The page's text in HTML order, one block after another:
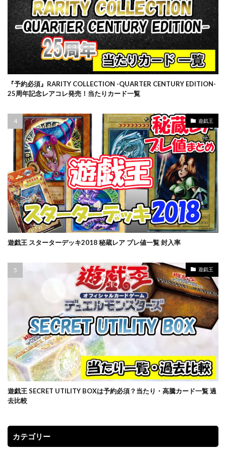
『予約必須』RARITY COLLECTION -QUARTER CENTURY EDITION-
25周年記念レアコレ発売！当たりカード一覧
遊戯王
遊戯王 スターターデッキ2018 秘蔵レア プレ値一覧 封入率
遊戯王
遊戯王 SECRET UTILITY BOXは予約必須？当たり・高騰カード一覧 過
去比較
カテゴリー
プリズマティックシークレットレアGETキャンペーン
プレミアムトレーナーボックス VSTAR
プレミアムトレーナーボックス ソード＆シールド
プレミアムトーナメントコレクション
プレミアムパック2022
プレミアムフレーム切手セット
ベアブリック
ホログラム座標
ポケマス
ポケモン
ポケモンGO
ポケモンカード
ポケモンカード151
ポケモンカードゲーム Classic
ポケモンセンター20周年
ポケモンセンター25周年
ポケモンセンターオンライン
ポケモンデー記念
ポケモンフィッシング
ポケモンマスターズ EX
ポケモンワールドチャンピオンシップス 2023横浜
ポケモン切手BOX
マジックザギャザリング
マリィ
ミステリーボックス
ミュウ
モダンホライゾン2
ラッシュデュエル
ラッシュデュエル オーバーラッシュパック
ラティアス
ランキング一覧
ラーの翼神竜
リザードン
リザードン1ed
リザードン ポスター
リーバイス
リーリエプレイマット
ルアー
ルギア
ルリナ レアコレ
ヴァイスシュヴァルツ
一花 一覧
三幻神
三玖
予約必須 二乃
五等分の花嫁
受注生産 古代の咆哮
四葉
年末BOX
強欲な壺
当たりカード
当たりカードまとめ